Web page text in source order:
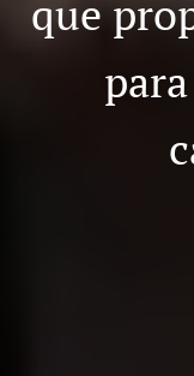
que